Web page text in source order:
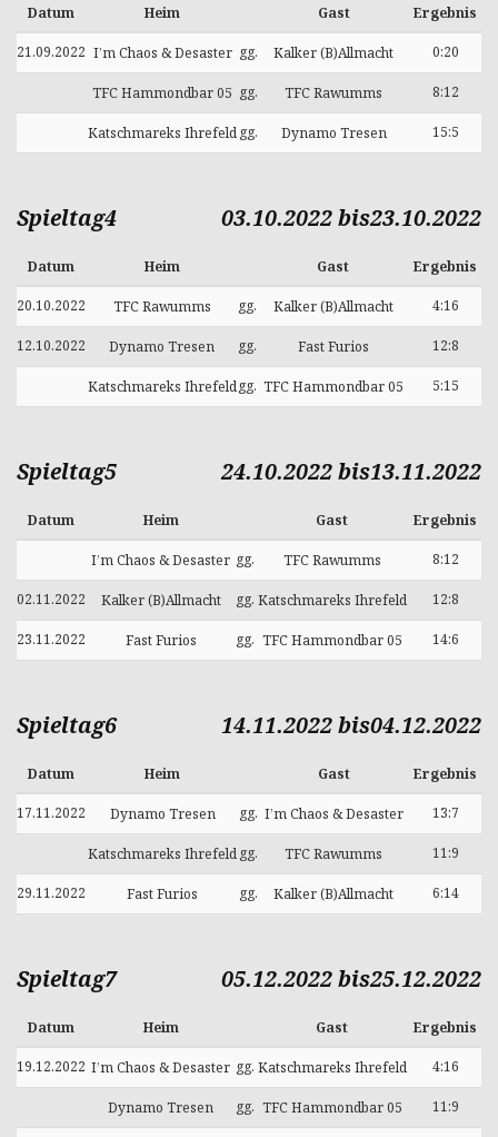
Datum Heim Gast Ergebnis
21.09.2022 I’m Chaos & Desaster gg. Kalker (B)Allmacht 0:20
TFC Hammondbar 05 gg. TFC Rawumms 8:12
Katschmareks Ihrefeldgg. Dynamo Tresen 15:5
Spieltag4 03.10.2022 bis23.10.2022
Datum Heim Gast Ergebnis
20.10.2022 TFC Rawumms gg. Kalker (B)Allmacht 4:16
12.10.2022 Dynamo Tresen gg. Fast Furios 12:8
Katschmareks Ihrefeldgg. TFC Hammondbar 05 5:15
Spieltag5 24.10.2022 bis13.11.2022
Datum Heim Gast Ergebnis
I’m Chaos & Desaster gg. TFC Rawumms 8:12
02.11.2022 Kalker (B)Allmacht gg. Katschmareks Ihrefeld 12:8
23.11.2022 Fast Furios gg. TFC Hammondbar 05 14:6
Spieltag6 14.11.2022 bis04.12.2022
Datum Heim Gast Ergebnis
17.11.2022 Dynamo Tresen gg. I’m Chaos & Desaster 13:7
Katschmareks Ihrefeldgg. TFC Rawumms 11:9
29.11.2022 Fast Furios gg. Kalker (B)Allmacht 6:14
Spieltag7 05.12.2022 bis25.12.2022
Datum Heim Gast Ergebnis
19.12.2022 I’m Chaos & Desaster gg. Katschmareks Ihrefeld 4:16
Dynamo Tresen gg. TFC Hammondbar 05 11:9